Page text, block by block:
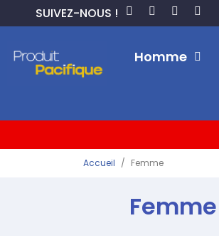
SUIVEZ-NOUS !
Homme
Accueil Femme
Femme